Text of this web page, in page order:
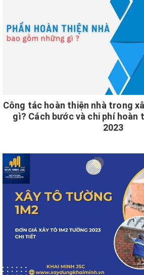
Công tác hoàn thiện nhà trong
gì? Cách bước và chi phí hoàn
2023